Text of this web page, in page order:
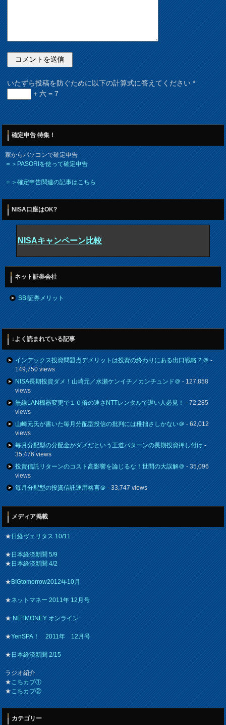
いたずら投稿を防ぐために以下の計算式に答えてください*
+ 六 = 7
確定申告 特集！
家からパソコンで確定申告
＝＞PASORIを使って確定申告
＝＞確定申告関連の記事はこちら
NISA口座はOK?
NISAキャンペーン比較
ネット証券会社
SBI証券メリット
↓よく読まれている記事
インデックス投資問題点デメリットは投資の終わりにある出口戦略？＠-
149,750 views
NISA長期投資ダメ！山崎元／水瀬ケンイチ／カンチュンド＠- 127,858
views
無線LAN機器変更で１０倍の速さNTTレンタルで遅い人必見！- 72,285
views
山崎元氏が書いた毎月分配型投信の批判には稚拙さしかない＠- 62,012
views
毎月分配型の分配金がダメだという王道パターンの長期投資押し付け-
35,476 views
投資信託リターンのコスト高影響を論じるな！世間の大誤解＠- 35,096
views
毎月分配型の投資信託運用格言＠- 33,747 views
メディア掲載
★日経ヴェリタス 10/11
★日本経済新聞 5/9
★日本経済新聞 4/2
★BIGtomorrow2012年10月
★ネットマネー 2011年 12月号
★NETMONEY オンライン
★YenSPA！ 2011年 12月号
★日本経済新聞 2/15
ラジオ紹介
★こちカブ①
★こちカブ②
カテゴリー